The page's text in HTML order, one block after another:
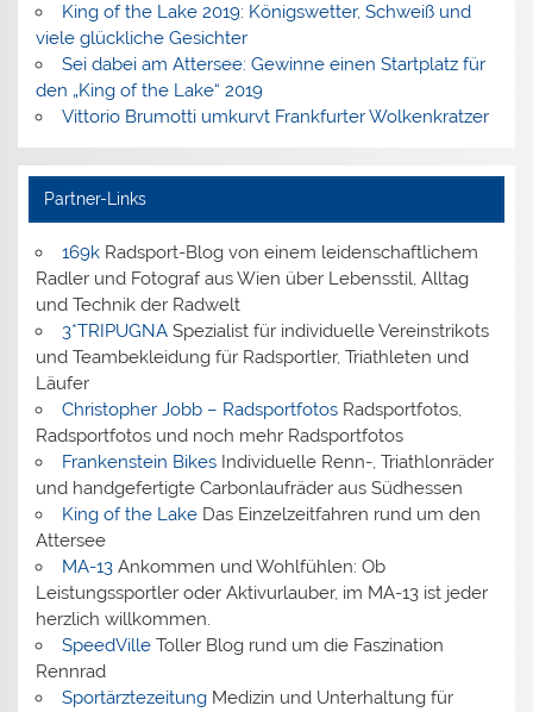
King of the Lake 2019: Königswetter, Schweiß und
viele glückliche Gesichter
Sei dabei am Attersee: Gewinne einen Startplatz für
den „King of the Lake“ 2019
Vittorio Brumotti umkurvt Frankfurter Wolkenkratzer
Partner-Links
169kRadsport-Blog von einem leidenschaftlichem
Radler und Fotograf aus Wien über Lebensstil, Alltag
und Technik der Radwelt
3*TRIPUGNASpezialist für individuelle Vereinstrikots
und Teambekleidung für Radsportler, Triathleten und
Läufer
Christopher Jobb – RadsportfotosRadsportfotos,
Radsportfotos und noch mehr Radsportfotos
Frankenstein BikesIndividuelle Renn-, Triathlonräder
und handgefertigte Carbonlaufräder aus Südhessen
King of the LakeDas Einzelzeitfahren rund um den
Attersee
MA-13Ankommen und Wohlfühlen: Ob
Leistungssportler oder Aktivurlauber, im MA-13 ist jeder
herzlich willkommen.
SpeedVilleToller Blog rund um die Faszination
Rennrad
SportärztezeitungMedizin und Unterhaltung für